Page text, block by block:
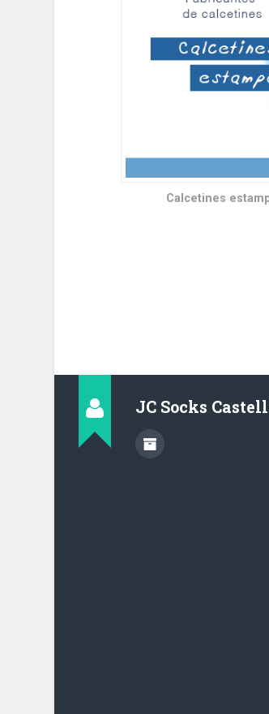
Calcetines
JC Socks